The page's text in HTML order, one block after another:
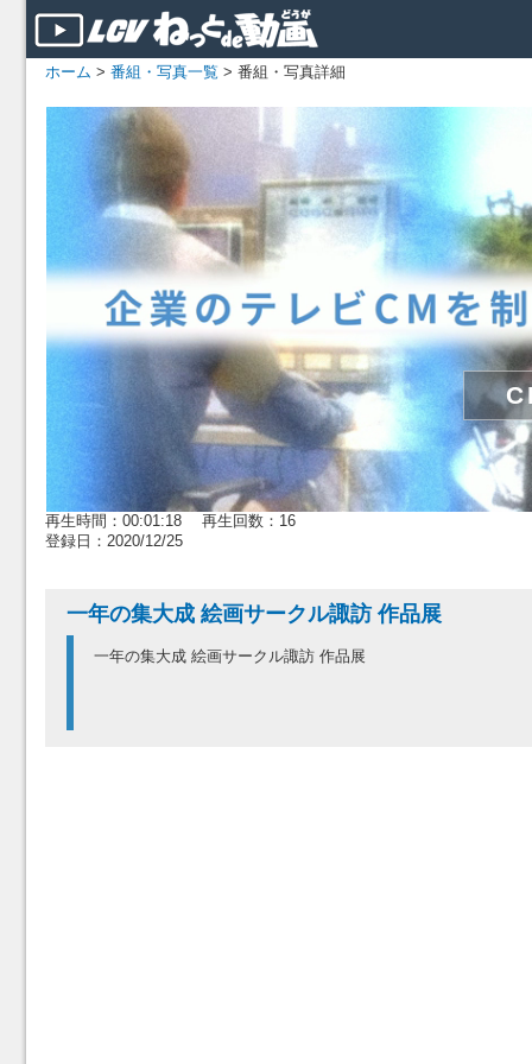
ホーム > 番組・写真一覧 > 番組・写真詳細
再生時間：00:01:18 再生回数：16
登録日：2020/12/25
一年の集大成 絵画サークル諏訪 作品展
一年の集大成 絵画サークル諏訪 作品展